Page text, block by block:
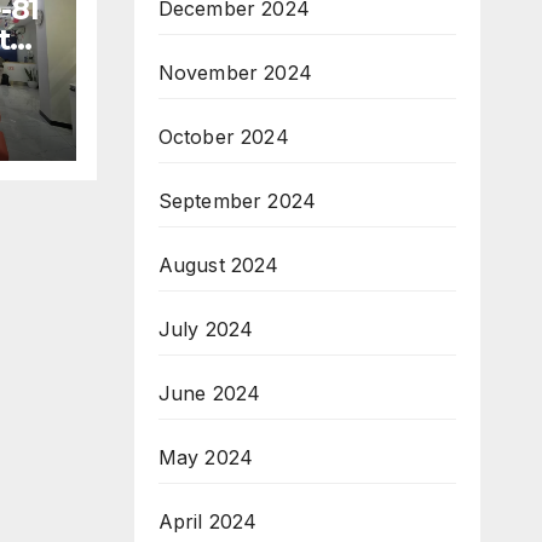
December 2024
November 2024
October 2024
September 2024
August 2024
July 2024
June 2024
May 2024
April 2024